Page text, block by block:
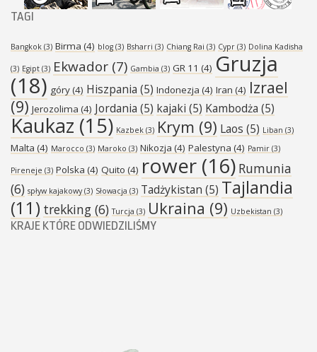
TAGI
Bangkok (3) Birma (4) blog (3) Bsharri (3) Chiang Rai (3) Cypr (3) Dolina Kadisha
(3) Egipt (3) Ekwador (7) Gambia (3) GR 11 (4) Gruzja
(18) góry(4) Hiszpania (5) Indonezja (4) Iran (4) Izrael
(9) Jerozolima (4) Jordania (5) kajaki (5) Kambodża (5)
Kaukaz (15) Kazbek (3) Krym (9) Laos (5) Liban (3)
Malta (4) Marocco (3) Maroko (3) Nikozja (4) Palestyna (4) Pamir (3)
Pireneje (3) Polska (4) Quito (4) rower (16) Rumunia
(6) spływ kajakowy(3) Słowacja (3) Tadżykistan (5) Tajlandia
(11) trekking (6) Turcja (3) Ukraina (9) Uzbekistan (3)
KRAJE KTÓRE ODWIEDZILIŚMY